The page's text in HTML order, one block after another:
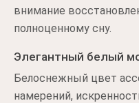
внимание
полноценному сну.
Элегантный белый
Белоснежный цвет
намерений,